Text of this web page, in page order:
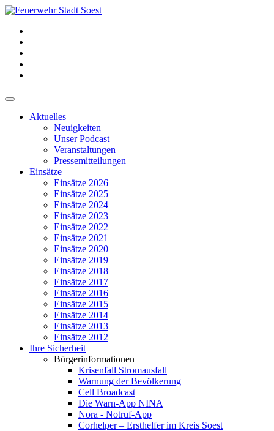
Aktuelles
Neuigkeiten
Unser Podcast
Veranstaltungen
Pressemitteilungen
Einsätze
Einsätze 2026
Einsätze 2025
Einsätze 2024
Einsätze 2023
Einsätze 2022
Einsätze 2021
Einsätze 2020
Einsätze 2019
Einsätze 2018
Einsätze 2017
Einsätze 2016
Einsätze 2015
Einsätze 2014
Einsätze 2013
Einsätze 2012
Ihre Sicherheit
Bürgerinformationen
Krisenfall Stromausfall
Warnung der Bevölkerung
Cell Broadcast
Die Warn-App NINA
Nora - Notruf-App
Corhelper – Ersthelfer im Kreis Soest